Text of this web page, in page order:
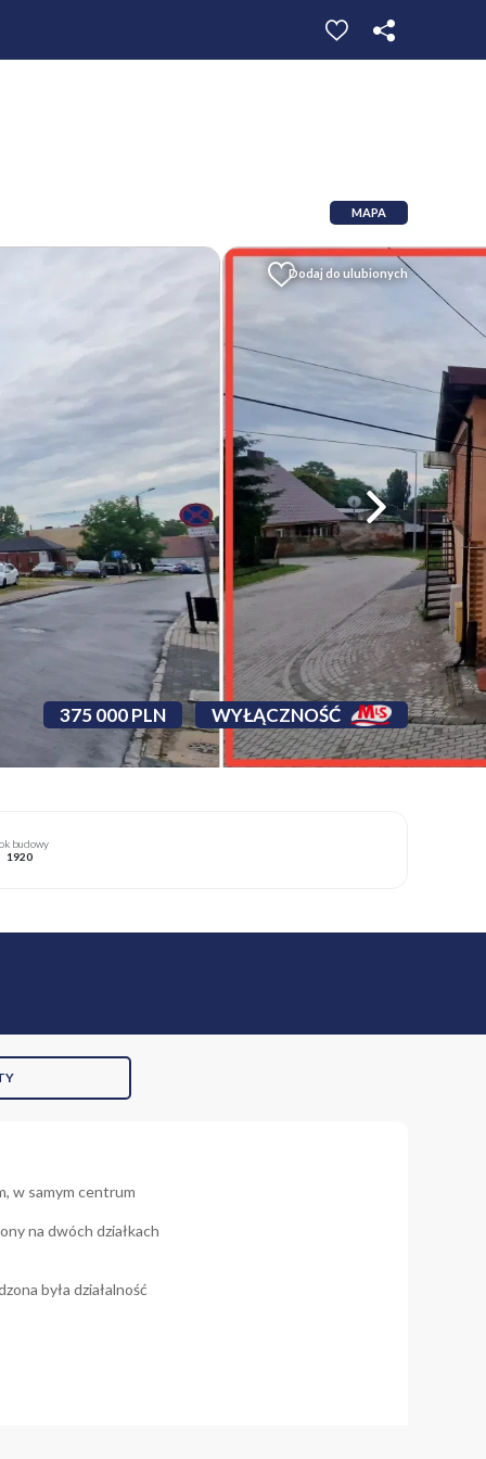
MAPA
375 000 PLN WYŁĄCZNOŚĆ
Dodaj do ulubionych
budowy
1920
w samym centrum
na dwóch działkach
była działalność